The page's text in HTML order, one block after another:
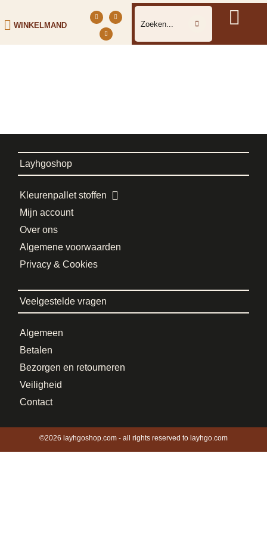
WINKELMAND
Layhgoshop
Kleurenpallet stoffen
Mijn account
Over ons
Algemene voorwaarden
Privacy & Cookies
Veelgestelde vragen
Algemeen
Betalen
Bezorgen en retourneren
Veiligheid
Contact
©2026 layhgoshop.com - all rights reserved to layhgo.com